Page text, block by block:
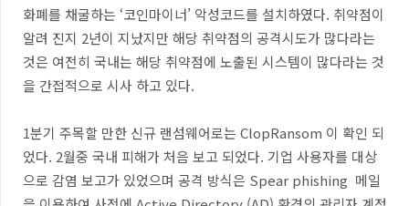
화폐를 채굴하는 ‘코인마이너’ 악성코드를 설치하였다. 취약점이
알려 진지 2년이 지났지만 해당 취약점의 공격시도가 많다라는
것은 여전히 국내는 해당 취약점에 노출된 시스템이 많다라는 것
을 간접적으로 시사 하고 있다.
1분기 주목할 만한 신규 랜섬웨어로는 ClopRansom 이 확인 되
었다. 2월중 국내 피해가 처음 보고 되었다. 기업 사용자를 대상
으로 감염 보고가 있었으며 공격 방식은 Spear phishing 메일